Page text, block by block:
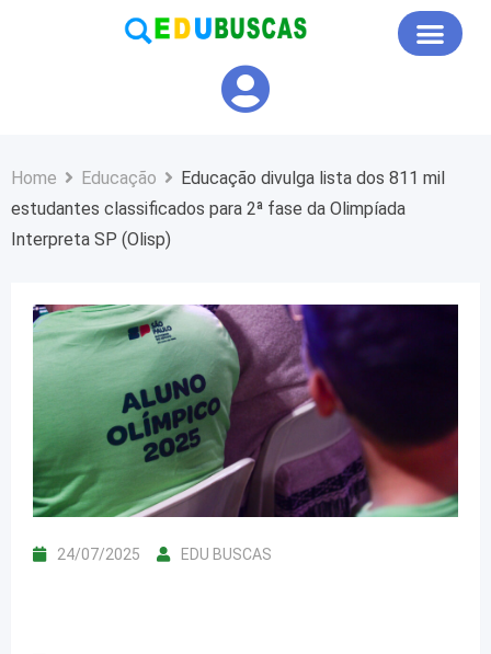
Home Educação
Educação divulga lista dos 811 mil
estudantes classificados para 2ª fase da Olimpíada
Interpreta SP (Olisp)
24/07/2025 EDU BUSCAS